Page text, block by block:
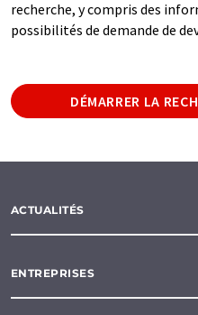
recherche, y compris des
possibilités de demande de
DÉMARRER LA
ACTUALITÉS
ENTREPRISES